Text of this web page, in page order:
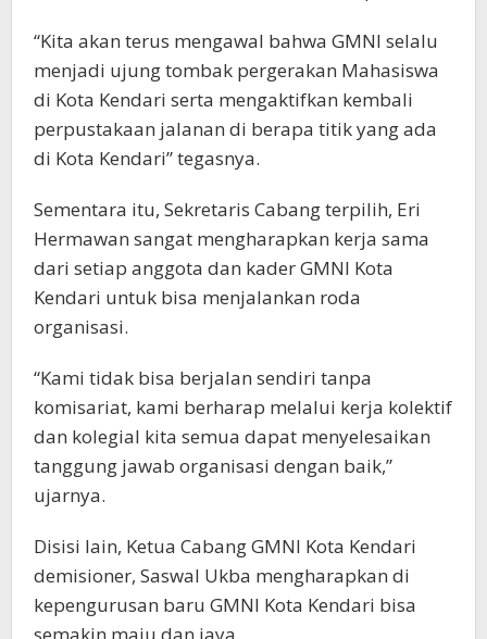
“Kita akan terus mengawal bahwa GMNI selalu
menjadi ujung tombak pergerakan Mahasiswa
di Kota Kendari serta mengaktifkan kembali
perpustakaan jalanan di berapa titik yang ada
di Kota Kendari” tegasnya.
Sementara itu, Sekretaris Cabang terpilih, Eri
Hermawan sangat mengharapkan kerja sama
dari setiap anggota dan kader GMNI Kota
Kendari untuk bisa menjalankan roda
organisasi.
“Kami tidak bisa berjalan sendiri tanpa
komisariat, kami berharap melalui kerja kolektif
dan kolegial kita semua dapat menyelesaikan
tanggung jawab organisasi dengan baik,”
ujarnya.
Disisi lain, Ketua Cabang GMNI Kota Kendari
demisioner, Saswal Ukba mengharapkan di
kepengurusan baru GMNI Kota Kendari bisa